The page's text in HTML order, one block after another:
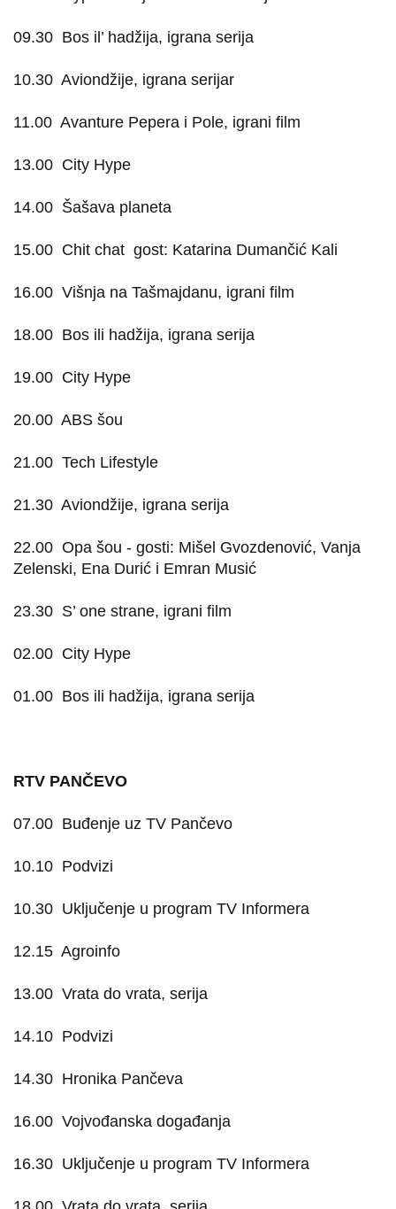
09.30 Bos il’ hadžija, igrana serija
10.30 Aviondžije, igrana serijar
11.00 Avanture Pepera i Pole, igrani film
13.00 City Hype
14.00 Šašava planeta
15.00 Chit chat gost: Katarina Dumančić Kali
16.00 Višnja na Tašmajdanu, igrani film
18.00 Bos ili hadžija, igrana serija
19.00 City Hype
20.00 ABS šou
21.00 Tech Lifestyle
21.30 Aviondžije, igrana serija
22.00 Opa šou - gosti: Mišel Gvozdenović, Vanja
Zelenski, Ena Durić i Emran Musić
23.30 S’ one strane, igrani film
02.00 City Hype
01.00 Bos ili hadžija, igrana serija
RTV PANČEVO
07.00 Buđenje uz TV Pančevo
10.10 Podvizi
10.30 Uključenje u program TV Informera
12.15 Agroinfo
13.00 Vrata do vrata, serija
14.10 Podvizi
14.30 Hronika Pančeva
16.00 Vojvođanska događanja
16.30 Uključenje u program TV Informera